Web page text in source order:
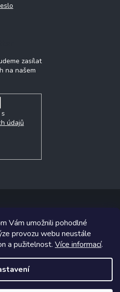
Vám umožnili pohodlné
provozu webu neustále
a pužitelnost. Více informací.
zasílat
na našem
údajů
. Všechna práva vyhrazena.
implementoval Tomáš Hlad
.